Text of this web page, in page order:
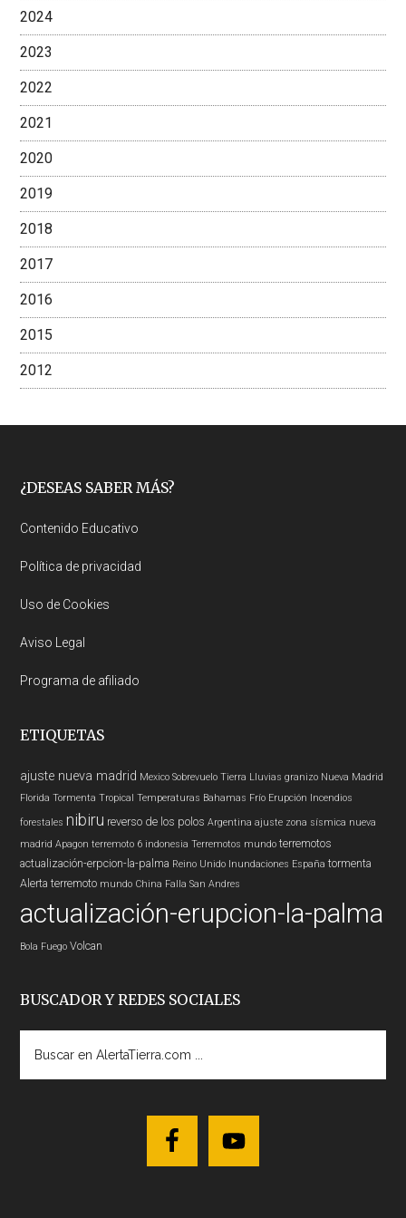
2024
2023
2022
2021
2020
2019
2018
2017
2016
2015
2012
Footer
¿DESEAS SABER MÁS?
Contenido Educativo
Política de privacidad
Uso de Cookies
Aviso Legal
Programa de afiliado
ETIQUETAS
ajuste nueva madrid Mexico Sobrevuelo Tierra Lluvias granizo Nueva Madrid
Florida Tormenta Tropical Temperaturas Bahamas Frío Erupción Incendios
forestales nibiru reverso de los polos Argentina ajuste zona sísmica nueva
madrid Apagon terremoto 6 indonesia Terremotos mundo terremotos
actualización-erpcion-la-palma Reino Unido Inundaciones España tormenta
Alerta terremoto mundo China Falla San Andres
actualización-erupcion-la-palma
Bola Fuego Volcan
BUSCADOR Y REDES SOCIALES
AlertaTierra.com